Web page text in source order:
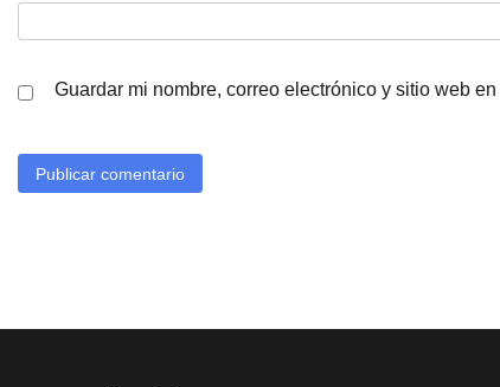
Guardar mi nombre, correo electrónico y sitio web